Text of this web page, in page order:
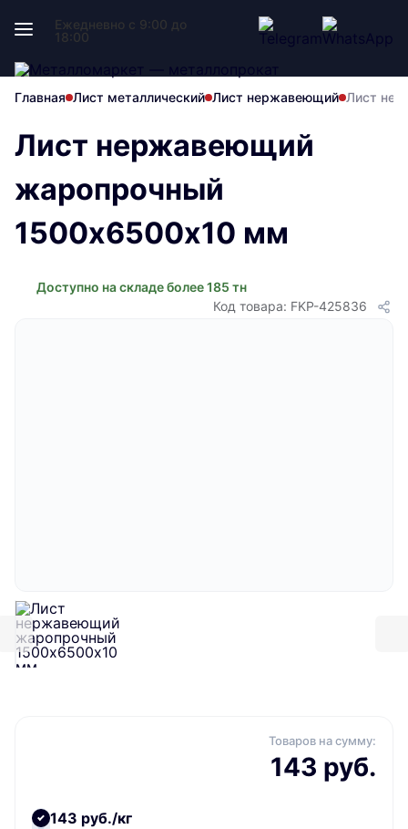
Ежедневно с 9:00 до
18:00
Главная Лист металлический Лист нержавеющий Лист
Лист нержавеющий
жаропрочный
1500х6500х10 мм
Доступно на складе более 185 тн
Код товара: FKP-425836
Товаров на сумму:
143 руб.
143 руб./кг